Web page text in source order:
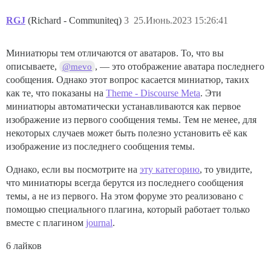
RGJ (Richard - Communiteq) 25.Июнь.2023 15:26:41
3
Миниатюры тем отличаются от аватаров. То, что вы
описываете,
@mevo , — это отображение аватара последнего
сообщения. Однако этот вопрос касается миниатюр, таких
как те, что показаны на Theme - Discourse Meta. Эти
миниатюры автоматически устанавливаются как первое
изображение из первого сообщения темы. Тем не менее, для
некоторых случаев может быть полезно установить её как
изображение из последнего сообщения темы.
Однако, если вы посмотрите на эту категорию, то увидите,
что миниатюры всегда берутся из последнего сообщения
темы, а не из первого. На этом форуме это реализовано с
помощью специального плагина, который работает только
вместе с плагином journal.
6 лайков